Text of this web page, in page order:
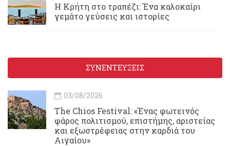
Η Κρήτη στο τραπέζι: Ένα καλοκαίρι
γεμάτο γεύσεις και ιστορίες
ΣΥΝΕΝΤΕΥΞΕΙΣ
03/08/2026
Τhe Chios Festival: «Ένας φωτεινός
φάρος πολιτισμού, επιστήμης, αριστείας
και εξωστρέφειας στην καρδιά του
Αιγαίου»